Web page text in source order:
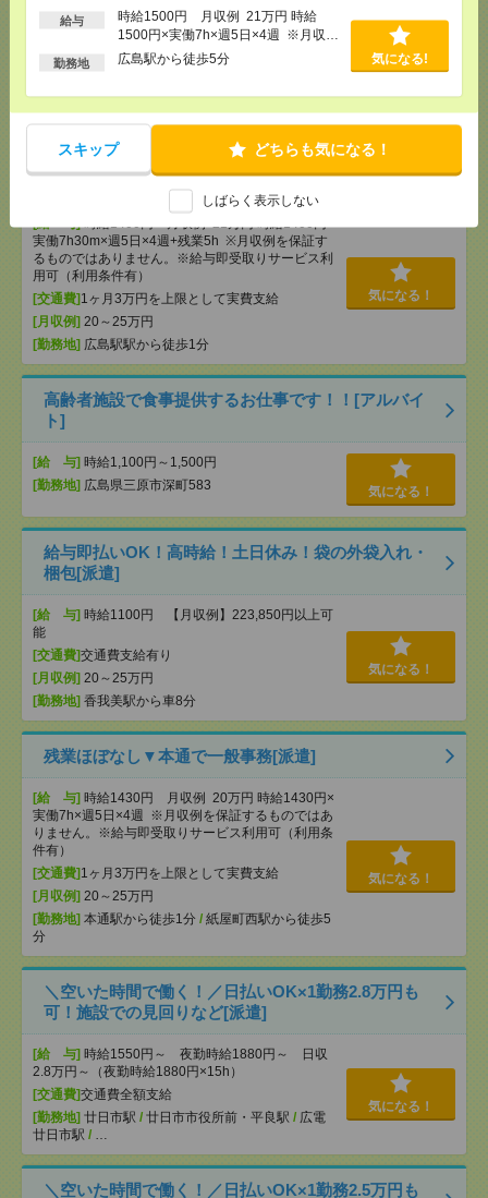
給与
時給1500円 月収例 21万円 時給
1500円×実働7h×週5日×4週 ※月収例
を保証するものではありません。※給
勤務地 広島駅から徒歩5分 気になる!
スキップ どちらも気になる！
しばらく表示しない
実働7h×週5日×4週 ※月収例を保証するものではあ
りません。※給与即受取りサービス利用可（利用条
件有）
広島駅から徒歩5分
気になる！
未経験OK！残業ほぼなし▼広島駅での受付[派遣]
実働7h30m×週5日×4週+残業5h ※月収例を保証す
るものではありません。※給与即受取りサービス利
用可（利用条件有）
[交通費]1ヶ月3万円を上限として実費支給
[月収例] 20～25万円
[勤務地] 広島駅駅から徒歩1分
気になる！
高齢者施設で食事提供するお仕事です！！[アルバイ
ト]
[給 与] 時給1,100円～1,500円
[勤務地] 広島県三原市深町583 気になる！
給与即払いOK！高時給！土日休み！袋の外袋入れ・
梱包[派遣]
[給 与] 時給1100円 【月収例】223,850円以上可
能
[交通費]交通費支給有り
[月収例] 20～25万円
[勤務地] 香我美駅から車8分
気になる！
残業ほぼなし▼本通で一般事務[派遣]
[給 与] 時給1430円 月収例 20万円 時給1430円×
実働7h×週5日×4週 ※月収例を保証するものではあ
りません。※給与即受取りサービス利用可（利用条
件有）
[交通費]1ヶ月3万円を上限として実費支給
[月収例] 20～25万円
[勤務地] 本通駅から徒歩1分 / 紙屋町西駅から徒歩5
分
気になる！
＼空いた時間で働く！／日払いOK×1勤務2.8万円も
可！施設での見回りなど[派遣]
[給 与] 時給1550円～ 夜勤時給1880円～ 日収
2.8万円～（夜勤時給1880円×15h）
[交通費]交通費全額支給
[勤務地] 廿日市駅 / 廿日市市役所前・平良駅 / 広電
廿日市駅 /
気になる！
＼空いた時間で働く！／日払いOK×1勤務2.5万円も